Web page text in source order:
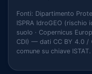
Fonti: Dipartimento
ISPRA IdroGEO (rischio
suolo · Copernicus
CDI) — dati CC BY 4.0 /
comune su chiave ISTAT.